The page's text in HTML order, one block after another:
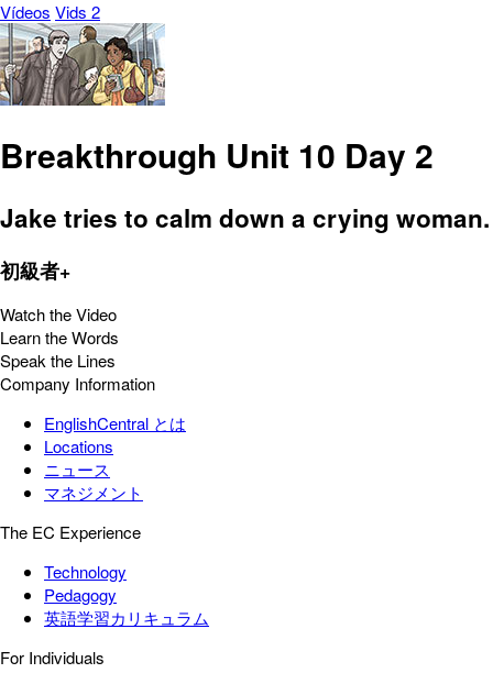
Vídeos Vids 2
Breakthrough Unit 10 Day 2
Jake tries to calm down a crying woman.
初級者+
Watch the Video
Learn the Words
Speak the Lines
Company Information
EnglishCentral とは
Locations
ニュース
マネジメント
The EC Experience
Technology
Pedagogy
英語学習カリキュラム
For Individuals